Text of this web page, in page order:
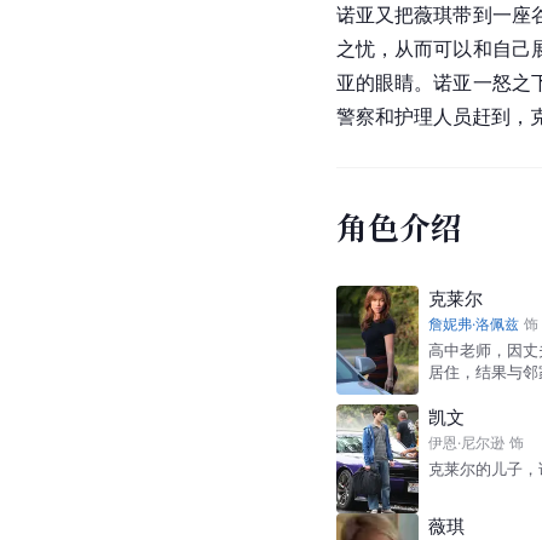
诺亚又把薇琪带到一座
之忧，从而可以和自己
亚的眼睛。诺亚一怒之
警察和护理人员赶到，
角色介绍
克莱尔
詹妮弗·洛佩兹 饰
高中老师，因
居住，结果与
凯文
伊恩·尼尔逊 饰
克莱尔的儿子
薇琪